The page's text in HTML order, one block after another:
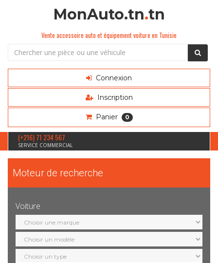
MonAuto.tn.tn
Vente accessoire auto et équipement voiture en Tunisie
Connexion
Inscription
Panier 0
(+216) 71 234 567
SERVICE COMMERCIAL
Moteur de recherche
Voiture
Sélection
marque
Sélection
modèle
Sélection
motorisation